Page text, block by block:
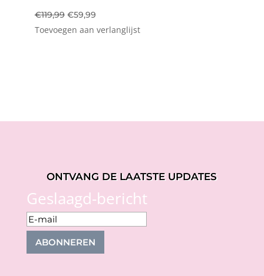
€119,99 Oorspronkelijke
prijs
€59,99Huidige
prijs
Toevoegen aan verlanglijst
ONTVANG DE LAATSTE UPDATES
Geslaagd-bericht
ABONNEREN